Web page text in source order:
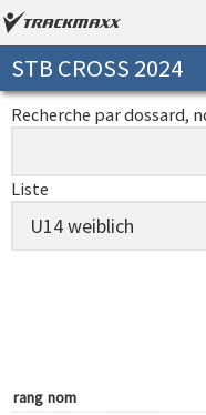
STB CROSS 2024
Recherche par dossard,
Liste
rang nom